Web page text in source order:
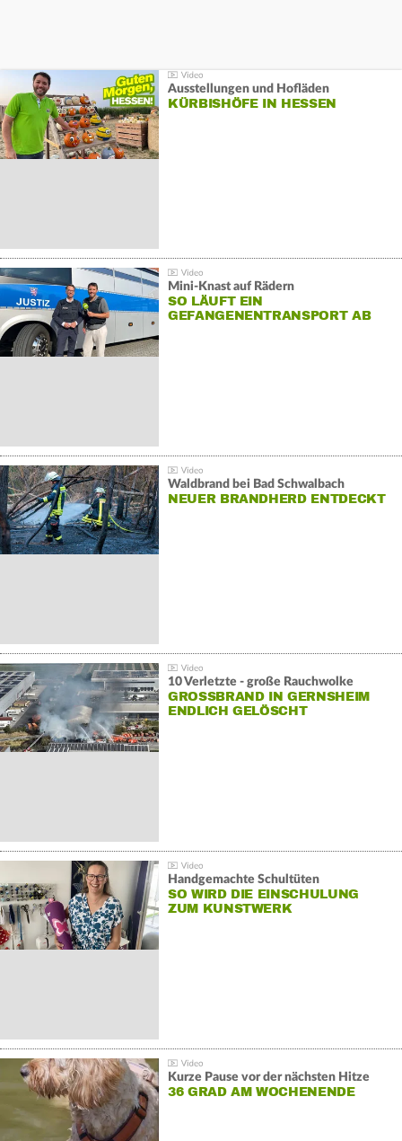
Ausstellungen und Hofläden
KÜRBISHÖFE IN HESSEN
Mini-Knast auf Rädern
SO LÄUFT EIN
GEFANGENENTRANSPORT AB
Waldbrand bei Bad Schwalbach
NEUER BRANDHERD ENTDECKT
10 Verletzte - große Rauchwolke
GROSSBRAND IN GERNSHEIM E
NDLICH GELÖSCHT
Handgemachte Schultüten
SO WIRD DIE EINSCHULUNG
ZUM KUNSTWERK
Kurze Pause vor der nächsten Hitze
36 GRAD AM WOCHENENDE